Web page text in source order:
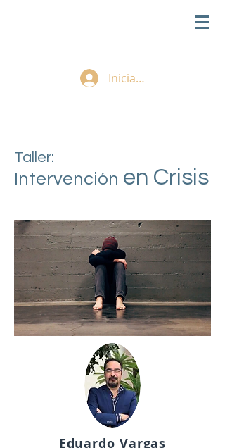
Iniciar sesión
Taller:
Intervención en Crisis
Eduardo Vargas